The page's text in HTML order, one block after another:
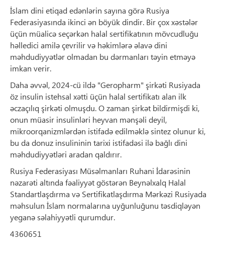
İslam dini etiqad edənlərin sayına görə Rusiya
Federasiyasında ikinci ən böyük dindir. Bir çox xəstələr
üçün müalicə seçərkən halal sertifikatının mövcudluğu
həlledici amilə çevrilir və həkimlərə əlavə dini
məhdudiyyətlər olmadan bu dərmanları təyin etməyə
imkan verir.
Daha əvvəl, 2024-cü ildə "Geropharm" şirkəti Rusiyada
öz insulin istehsal xətti üçün halal sertifikatı alan ilk
əczaçılıq şirkəti olmuşdu. O zaman şirkət bildirmişdi ki,
onun müasir insulinləri heyvan mənşəli deyil,
mikroorqanizmlərdən istifadə edilməklə sintez olunur ki,
bu da donuz insulininin tarixi istifadəsi ilə bağlı dini
məhdudiyyətləri aradan qaldırır.
Rusiya Federasiyası Müsəlmanları Ruhani İdarəsinin
nəzarəti altında fəaliyyət göstərən Beynəlxalq Halal
Standartlaşdırma və Sertifikatlaşdırma Mərkəzi Rusiyada
məhsulun İslam normalarına uyğunluğunu təsdiqləyən
yeganə səlahiyyətli qurumdur.
4360651